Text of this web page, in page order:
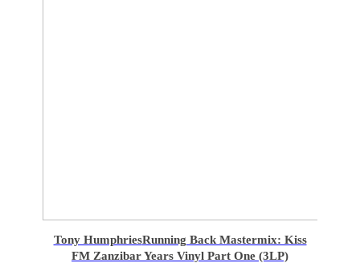
Tony HumphriesRunning Back Mastermix: Kiss
FM Zanzibar Years Vinyl Part One (3LP)